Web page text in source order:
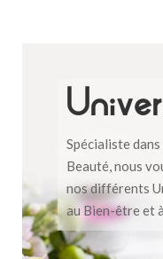
Spécialiste
Beauté, nous
nos différents
au Bien-être et